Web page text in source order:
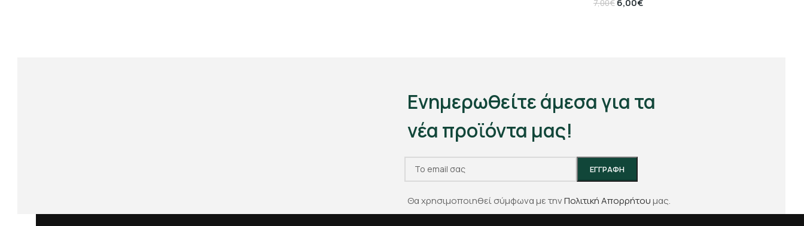
7,00€ 6,00€
Ενημερωθείτε άμεσα για τα
νέα προϊόντα μας!
Θα χρησιμοποιηθεί σύμφωνα με τηνΠολιτική Απορρήτουμας.